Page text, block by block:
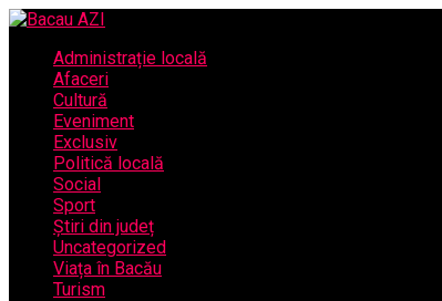
Administrație locală
Afaceri
Cultură
Eveniment
Exclusiv
Politică locală
Social
Sport
Știri din județ
Uncategorized
Viața în Bacău
Turism